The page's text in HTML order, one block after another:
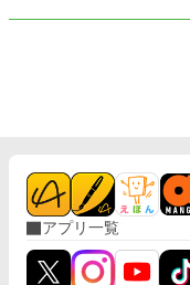
アプリ一覧